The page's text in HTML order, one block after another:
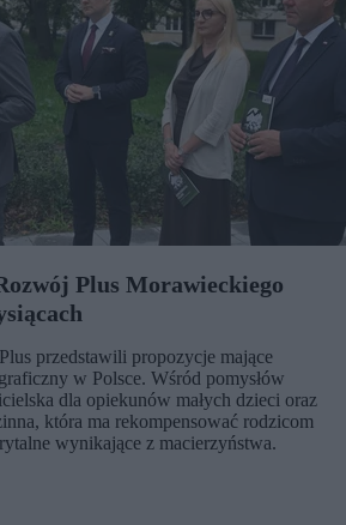
Plus Morawieckiego
przedstawili propozycje mające
w Polsce. Wśród pomysłów
dla opiekunów małych dzieci oraz
która ma rekompensować rodzicom
wynikające z macierzyństwa.